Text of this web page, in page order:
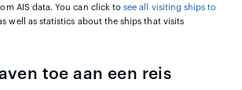
AIS data. You can click tosee all visiting ships to
well as statistics about the ships that visits
toe aan een reis